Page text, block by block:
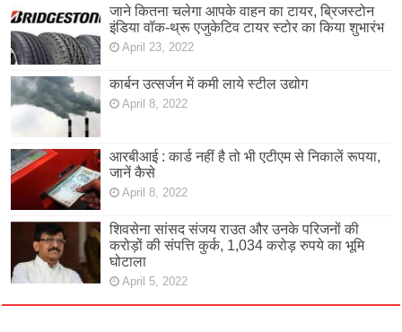
जाने कितना चलेगा आपके वाहन का टायर, ब्रिजस्टोन
इंडिया वॉक-थ्रू एजुकेटिव टायर स्टोर का किया शुभारंभ
April 23, 2022
कार्बन उत्सर्जन में कमी लाये स्टील उद्योग
April 8, 2022
आरबीआई : कार्ड नहीं है तो भी एटीएम से निकालें रूपया,
जानें कैसे
April 8, 2022
शिवसेना सांसद संजय राउत और उनके परिजनों की
करोड़ों की संपत्ति कुर्क, 1,034 करोड़ रुपये का भूमि
घोटाला
April 5, 2022